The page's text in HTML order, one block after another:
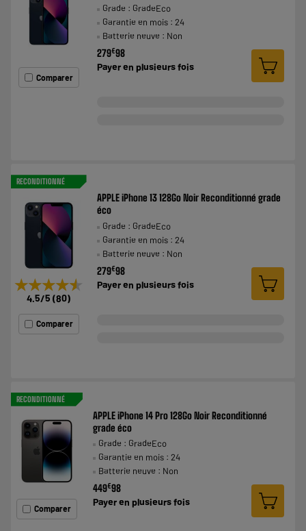
Comparer
Grade : GradeEco
Garantie en mois : 24
Batterie neuve : Non
279€98
Payer en plusieurs fois
RECONDITIONNÉ
★★★★★
★★★★★
4.5/5 (80)
Comparer
APPLE iPhone 13 128Go Noir Reconditionné grade
éco
Grade : GradeEco
Garantie en mois : 24
Batterie neuve : Non
279€98
Payer en plusieurs fois
RECONDITIONNÉ
Comparer
APPLE iPhone 14 Pro 128Go Noir Reconditionné
grade éco
Grade : GradeEco
Garantie en mois : 24
Batterie neuve : Non
449€98
Payer en plusieurs fois